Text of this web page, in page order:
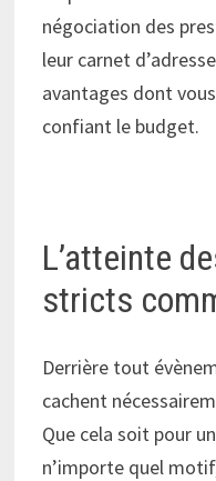
négociation des
leur carnet
avantages dont
confiant le budget.
L’atteinte
stricts
Derrière tout
cachent
Que cela soit pour
n’importe quel